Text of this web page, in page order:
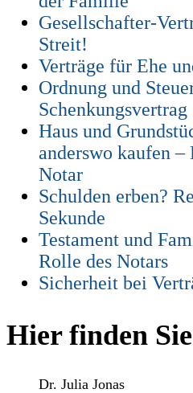
Gesellschafter-
Streit!
Verträge für Ehe
Ordnung und
Schenkungsvertrag
Haus und
anderswo kaufen
Notar
Schulden erben?
Sekunde
Testament und
Rolle des Notars
Sicherheit bei
Hier finden
Dr. Julia Jonas